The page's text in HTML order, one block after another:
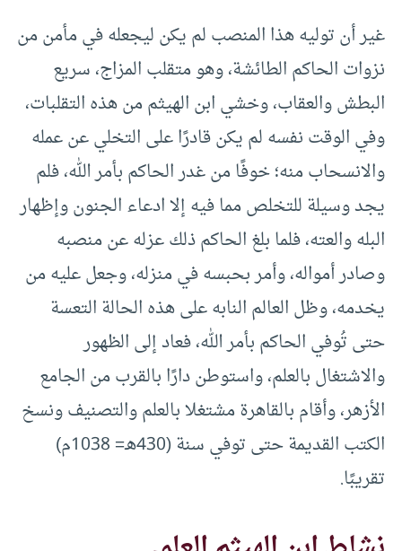
غير أن توليه هذا المنصب لم يكن ليجعله في مأمن من
نزوات الحاكم الطائشة، وهو متقلب المزاج، سريع
البطش والعقاب، وخشي ابن الهيثم من هذه التقلبات،
وفي الوقت نفسه لم يكن قادرًا على التخلي عن عمله
والانسحاب منه؛ خوفًا من غدر الحاكم بأمر الله، فلم
يجد وسيلة للتخلص مما فيه إلا ادعاء الجنون وإظهار
البله والعته، فلما بلغ الحاكم ذلك عزله عن منصبه
وصادر أمواله، وأمر بحبسه في منزله، وجعل عليه من
يخدمه، وظل العالم النابه على هذه الحالة التعسة
حتى تُوفي الحاكم بأمر الله، فعاد إلى الظهور
والاشتغال بالعلم، واستوطن دارًا بالقرب من الجامع
الأزهر، وأقام بالقاهرة مشتغلا بالعلم والتصنيف ونسخ
الكتب القديمة حتى توفي سنة (430هـ= 1038م)
تقريبًا.